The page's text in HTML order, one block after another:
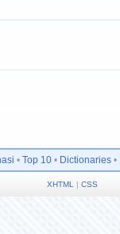
• Top 10• Dictionaries•
XHTML| CSS